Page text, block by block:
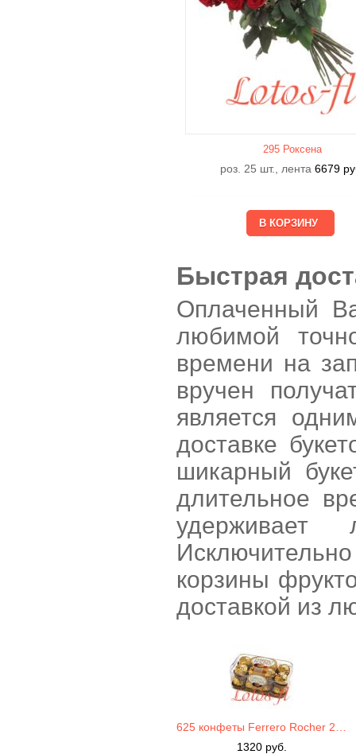
295 Роксена
роз. 25 шт., лента6679
Быстрая
Оплаченный
любимой
времени на
вручен
является
доставке
шикарный
длительное
корзины
доставкой из
1320 руб.